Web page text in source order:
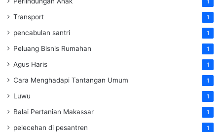
1
Transport 1
pencabulan santri 1
Peluang Bisnis Rumahan 1
Agus Haris 1
Cara Menghadapi Tantangan Umum 1
Luwu 1
Balai Pertanian Makassar 1
pelecehan di pesantren 1